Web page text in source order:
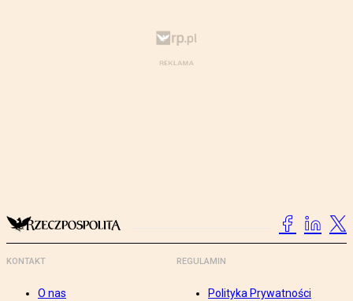
KONTAKT
O nas
REGULAMIN
Polityka Prywatności